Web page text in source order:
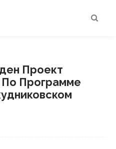
Проект
Программе